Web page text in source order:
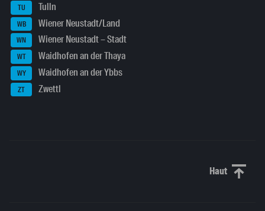
TU Tulln
WB Wiener Neustadt/Land
WN Wiener Neustadt – Stadt
WT Waidhofen an der Thaya
WY Waidhofen an der Ybbs
ZT Zwettl
HautHaut de